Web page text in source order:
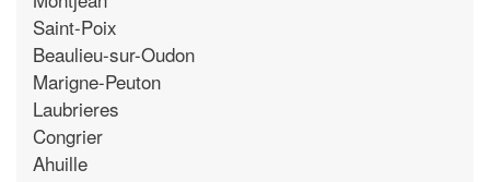
Saint-Poix
Beaulieu-sur-Oudon
Marigne-Peuton
Laubrieres
Congrier
Ahuille